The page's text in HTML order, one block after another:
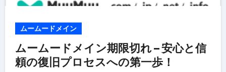
ムームードメイン
ムームードメイン期限切れ – 安心と信
頼の復旧プロセスへの第一歩！